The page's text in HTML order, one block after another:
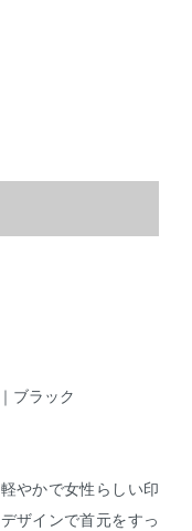
ブラック
やかで女性らしい印
ザインで首元をすっ